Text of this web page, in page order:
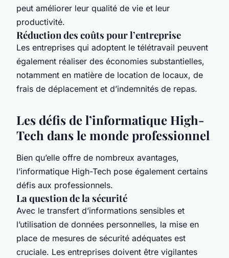
peut améliorer leur qualité de vie et leur
productivité.
Réduction des coûts pour l’entreprise
Les entreprises qui adoptent le télétravail peuvent
également réaliser des économies substantielles,
notamment en matière de location de locaux, de
frais de déplacement et d’indemnités de repas.
Les défis de l’informatique High-
Tech dans le monde professionnel
Bien qu’elle offre de nombreux avantages,
l’informatique High-Tech pose également certains
défis aux professionnels.
La question de la sécurité
Avec le transfert d’informations sensibles et
l’utilisation de données personnelles, la mise en
place de mesures de sécurité adéquates est
cruciale. Les entreprises doivent être vigilantes